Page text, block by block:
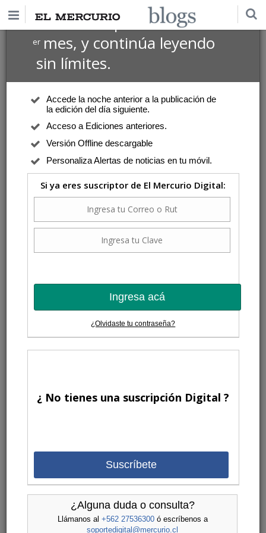
Suscríbete por $1 USD
ermes, y continúa leyendo
sin límites.
Accede la noche anterior a la publicación de
la edición del día siguiente.
Acceso a Ediciones anteriores.
Versión Offline descargable
Personaliza Alertas de noticias en tu móvil.
Si ya eres suscriptor de El Mercurio Digital:
Ingresa acá
¿Olvidaste tu contraseña?
¿ No tienes una suscripción Digital ?
Suscríbete
¿Alguna duda o consulta?
Llámanos al +562 27536300ó escríbenos a
soportedigital@mercurio.cl